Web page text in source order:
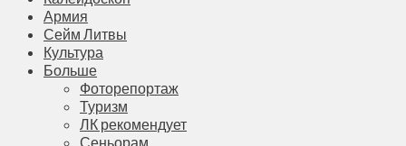
Армия
Сейм Литвы
Культура
Больше
Фоторепортаж
Туризм
ЛК рекомендует
Сеньорам